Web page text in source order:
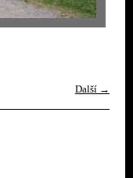
Další →